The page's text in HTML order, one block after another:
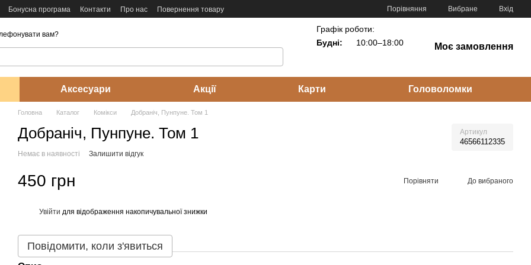
Бонусна програма Контакти Про нас
Повернення товару
Порівняння Вибране Вхід
вам?
Графік роботи:
Будні:
10:00–18:00 Моє замовлення
Аксесуари Акції Карти Головоломки
Головна Каталог Комікси Добраніч, Пунпуне. Том 1
Добраніч, Пунпуне. Том 1 Артикул
46566112335
Немає в наявності Залишити відгук
450 грн Порівняти До вибраного
Увійти для відображення накопичувальної знижки
Повідомити, коли з'явиться